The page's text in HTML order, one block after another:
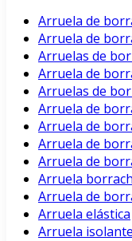
Arruela de
Arruela de
Arruelas de
Arruela de
Arruelas de
Arruela de
Arruela de
Arruela de
Arruela de
Arruela
Arruela de
Arruela elástica
Arruela isolante